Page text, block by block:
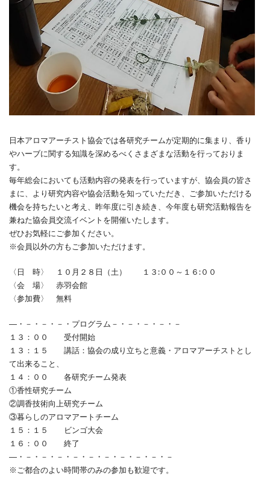
日本アロマアーチスト協会では各研究チームが定期的に集まり、香り
やハーブに関する知識を深めるべくさまざまな活動を行っておりま
す。
毎年総会においても活動内容の発表を行っていますが、協会員の皆さ
まに、より研究内容や協会活動を知っていただき、ご参加いただける
機会を持ちたいと考え、昨年度に引き続き、今年度も研究活動報告を
兼ねた協会員交流イベントを開催いたします。
ぜひお気軽にご参加ください。
※会員以外の方もご参加いただけます。
〈日 時〉 １０月２８日（土） １３:００～１６:００
〈会 場〉 赤羽会館
〈参加費〉 無料
―・－・－・－・プログラム－・－・－・－・－
１３：００ 受付開始
１３：１５ 講話：協会の成り立ちと意義・アロマアーチストとし
て出来ること、
１４：００ 各研究チーム発表
①香性研究チーム
②調香技術向上研究チーム
③暮らしのアロマアートチーム
１５：１５ ビンゴ大会
１６：００ 終了
―・－・－・－・－・－・－・－・－・－・－
※ご都合のよい時間帯のみの参加も歓迎です。